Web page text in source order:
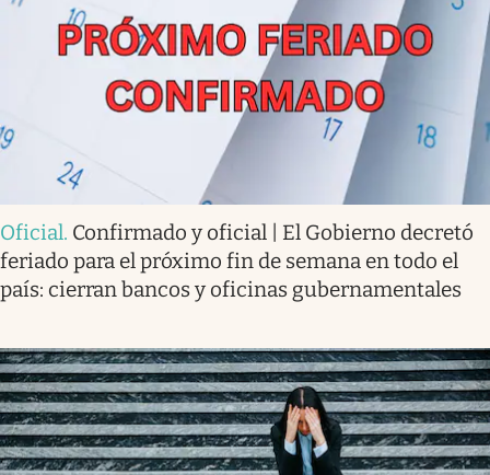
Oficial. Confirmado y oficial | El Gobierno decretó
feriado para el próximo fin de semana en todo el
país: cierran bancos y oficinas gubernamentales